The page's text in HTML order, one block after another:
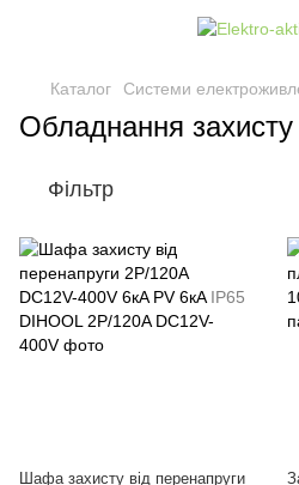
Каталог Системи
Обладнання захисту
Фільтр
Шафа захисту від перенапруги